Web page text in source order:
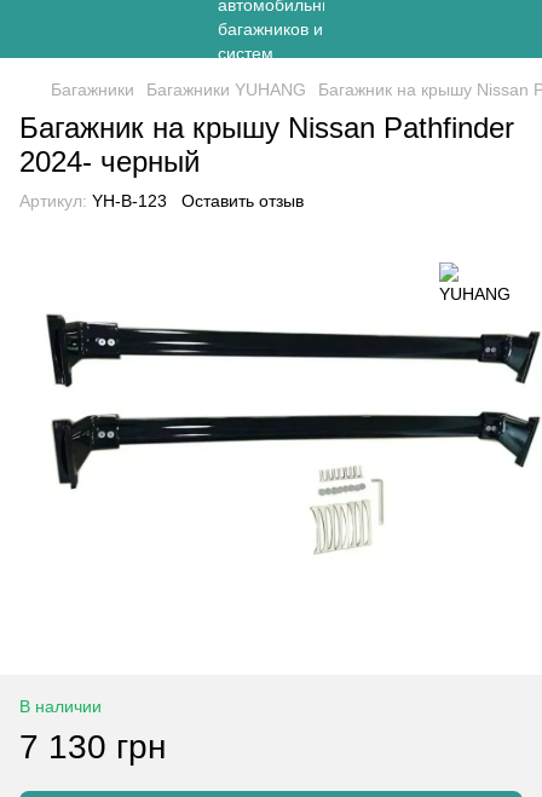
Багажники Багажники YUHANG Багажник на крышу Nissan
Багажник на крышу Nissan Pathfinder
2024- черный
Артикул: YH-B-123 Оставить отзыв
В наличии
7 130 грн